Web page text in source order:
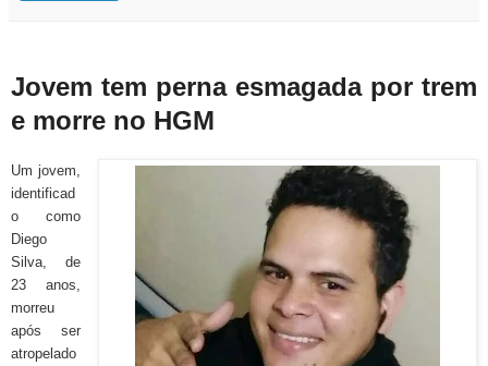
Jovem tem perna esmagada por trem
e morre no HGM
Um jovem,
identificad
o como
Diego
Silva, de
23 anos,
morreu
após ser
atropelado